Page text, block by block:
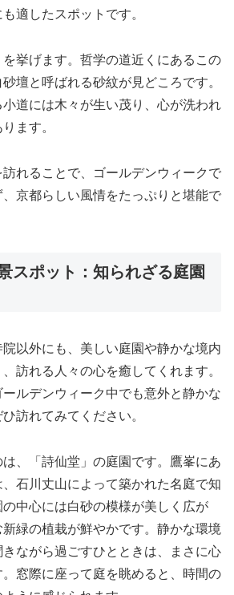
適したスポットです。
挙げます。哲学の道近くにあるこの
壇と呼ばれる砂紋が見どころです。
道には木々が生い茂り、心が洗われ
ます。
れることで、ゴールデンウィークで
京都らしい風情をたっぷりと堪能で
スポット：知られざる庭園
以外にも、美しい庭園や静かな境内
訪れる人々の心を癒してくれます。
ルデンウィーク中でも意外と静かな
訪れてみてください。
、「詩仙堂」の庭園です。鷹峯にあ
石川丈山によって築かれた名庭で知
中心には白砂の模様が美しく広が
緑の植栽が鮮やかです。静かな環境
ながら過ごすひとときは、まさに心
窓際に座って庭を眺めると、時間の